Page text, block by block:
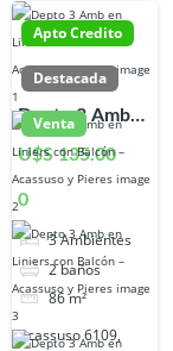
Apto Credito
Destacada
Venta
Depto 3 Amb
en Liniers con
Balcón –
Acassuso y
Pieres
U$S 135.00
0
3Ambientes
2baños
86m²
Acassuso 6109,